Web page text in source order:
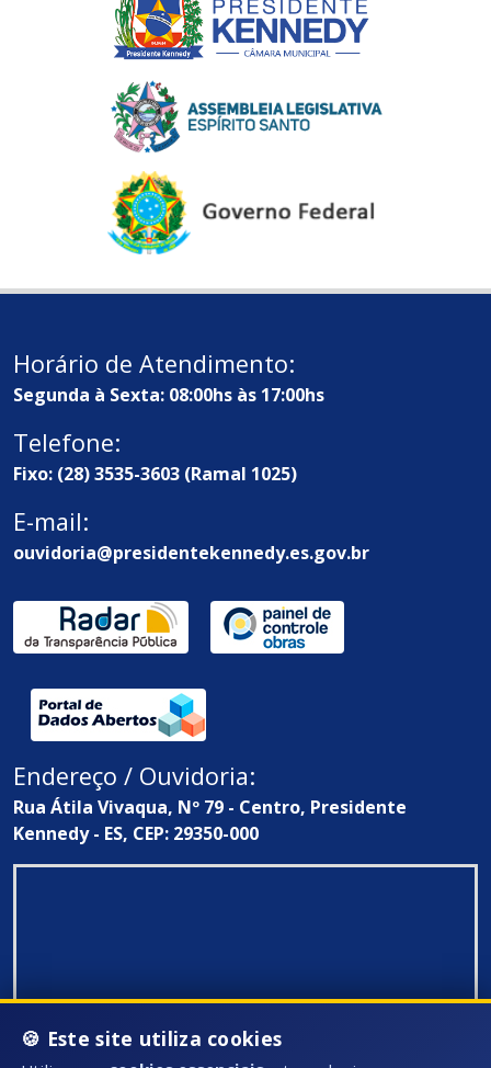
Horário de Atendimento:
Segunda à Sexta: 08:00hs às 17:00hs
Telefone:
Fixo: (28) 3535-3603 (Ramal 1025)
E-mail:
ouvidoria@presidentekennedy.es.gov.br
Endereço / Ouvidoria:
Rua Átila Vivaqua, Nº 79 - Centro, Presidente
Kennedy - ES, CEP: 29350-000
🍪 Este site utiliza cookies